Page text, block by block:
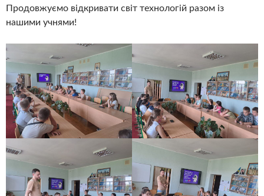
Продовжуємо відкривати світ технологій разом із
нашими учнями!